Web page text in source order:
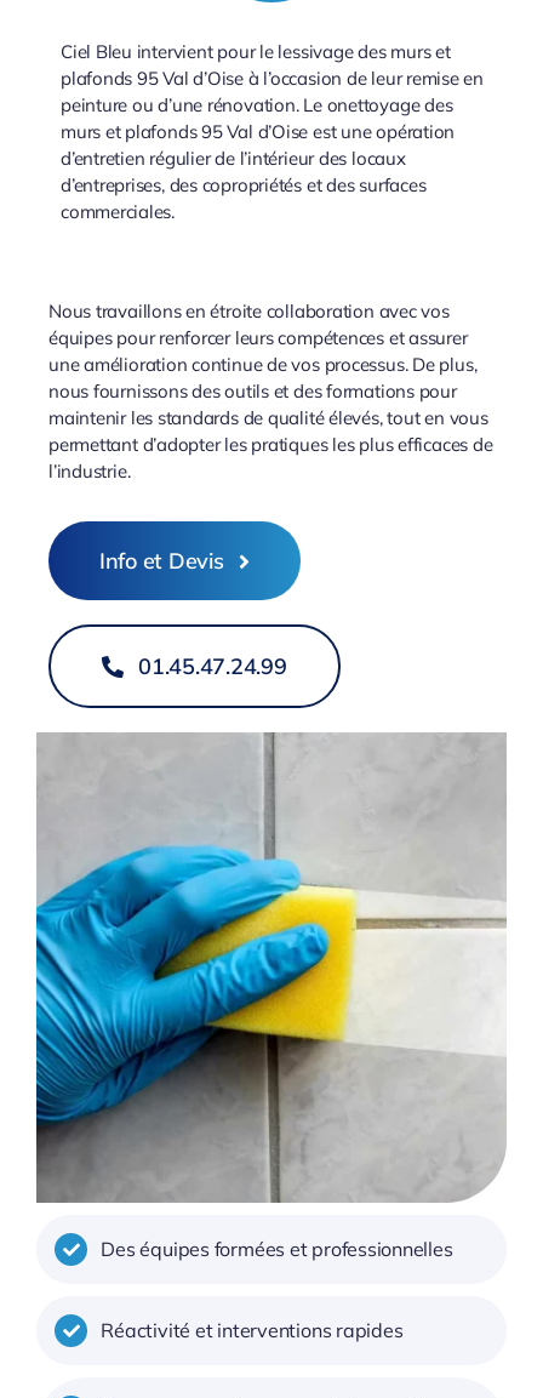
Ciel Bleu intervient pour le lessivage des murs et
plafonds 95 Val d’Oise à l’occasion de leur remise en
peinture ou d’une rénovation. Le onettoyage des
murs et plafonds 95 Val d’Oise est une opération
d’entretien régulier de l’intérieur des locaux
d’entreprises, des copropriétés et des surfaces
commerciales.
Nous travaillons en étroite collaboration avec vos
équipes pour renforcer leurs compétences et assurer
une amélioration continue de vos processus. De plus,
nous fournissons des outils et des formations pour
maintenir les standards de qualité élevés, tout en vous
permettant d’adopter les pratiques les plus efficaces de
l’industrie.
Info et Devis
01.45.47.24.99
Des équipes formées et professionnelles
Réactivité et interventions rapides